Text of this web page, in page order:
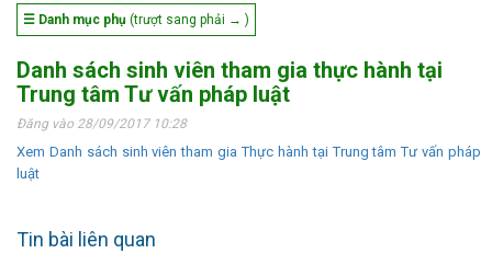
☰ Danh mục phụ (trượt sang phải → )
Danh sách sinh viên tham gia thực hành tại
Trung tâm Tư vấn pháp luật
Đăng vào 28/09/2017 10:28
Xem Danh sách sinh viên tham gia Thực hành tại Trung tâm Tư vấn pháp
luật
Tin bài liên quan